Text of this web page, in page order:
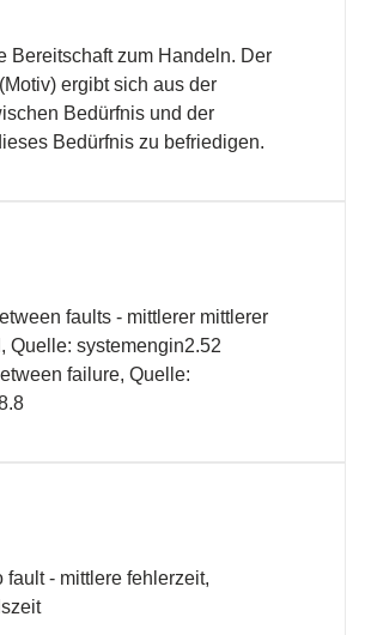
Bereitschaft zum Handeln. Der
ergibt sich aus der
Bedürfnis und der
Bedürfnis zu befriedigen.
faults - mittlerer mittlerer
Quelle: systemengin2.52
failure, Quelle:
fault - mittlere fehlerzeit,